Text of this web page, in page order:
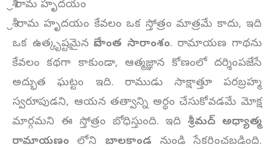
శ్రీ రామ హృదయం
శ్రీ రామ హృదయం కేవలం ఒక స్తోత్రం మాత్రమే కాదు, ఇది
ఒక ఉత్కృష్టమైనవేదాంత సారాంశం. రామాయణ గాథను
కేవలం కథగా కాకుండా, ఆత్మజ్ఞాన కోణంలో దర్శింపజేసే
అద్భుత ఘట్టం ఇది. రాముడు సాక్షాత్తూ పరబ్రహ్మ
స్వరూపుడని, ఆయన తత్వాన్ని అర్థం చేసుకోవడమే మోక్ష
మార్గమని ఈ స్తోత్రం బోధిస్తుంది. ఇదిశ్రీమద్ అధ్యాత్మ
రామాయణం లోని బాలకాండనుండి సేకరించబడింది.